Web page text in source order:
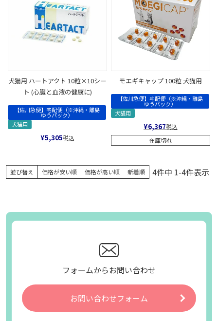
犬猫用 ハートアクト 10粒×10シー
ト (心臓と血液の健康に)
【佐川急便】宅配便（※沖縄・離島
ゆうパック）
犬猫用
¥5,305税込
モエギキャップ 100粒 犬猫用
【佐川急便】宅配便（※沖縄・離島
ゆうパック）
犬猫用
¥6,367税込
在庫切れ
並び替え 価格が安い順 価格が高い順 新着順 4件中 1-4件表示
フォームからお問い合わせ
お問い合わせフォーム